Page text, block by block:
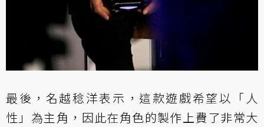
最後，名越稔洋表示，這款遊戲希望以「人
性」為主角，因此在角色的製作上費了非常大